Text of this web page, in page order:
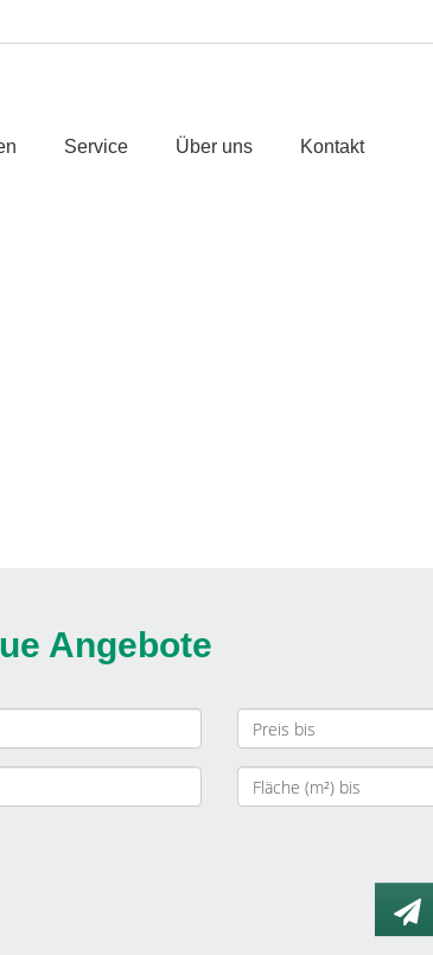
Service Über uns Kontakt
Angebote